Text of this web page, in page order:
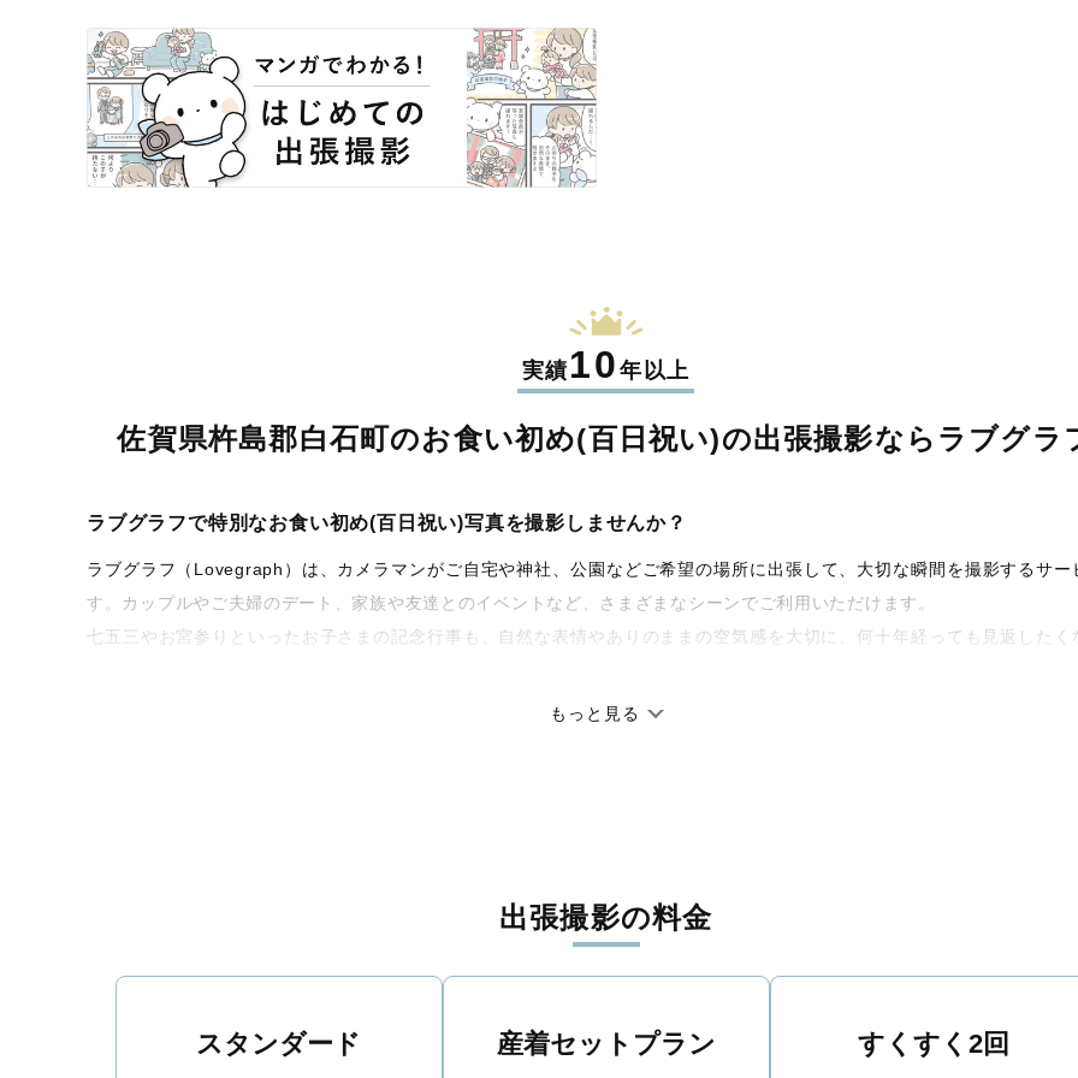
実績10年以上
佐賀県杵島郡白石町のお食い初め(百日祝い)の出張撮影なら ラブグラ
ラブグラフで特別なお食い初め(百日祝い)写真を撮影しませんか？
ラブグラフ（Lovegraph）は、カメラマンがご自宅や神社、公園などご希望の場所に出張して、大切な瞬間を撮影するサー
す。カップルやご夫婦のデート、家族や友達とのイベントなど、さまざまなシーンでご利用いただけます。
七五三やお宮参りといったお子さまの記念行事も、自然な表情やありのままの空気感を大切に、何十年経っても見返したく
撮影後は、独自の編集技術で写真の明るさや色合いを丁寧に調整。自然な雰囲気を残しつつも、おしゃれで洗練された仕
もっと見る
出張撮影の料金
スタンダード 産着セットプラン すくすく2回